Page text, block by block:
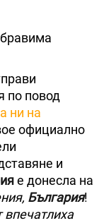
по повод
ни на
официално
и
е донесла на
България!
впечатлиха